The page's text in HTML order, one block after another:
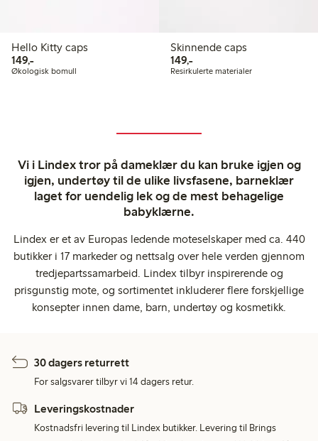
Hello Kitty caps
149,-149,00 kr
Økologisk bomull
Skinnende caps
149,-149,00 kr
Resirkulerte materialer
Vi i Lindex tror på dameklær du kan bruke igjen og
igjen, undertøy til de ulike livsfasene, barneklær
laget for uendelig lek og de mest behagelige
babyklærne.
Lindex er et av Europas ledende moteselskaper med ca. 440
butikker i 17 markeder og nettsalg over hele verden gjennom
tredjepartssamarbeid. Lindex tilbyr inspirerende og
prisgunstig mote, og sortimentet inkluderer flere forskjellige
konsepter innen dame, barn, undertøy og kosmetikk.
30 dagers returrett
For salgsvarer tilbyr vi 14 dagers retur.
Leveringskostnader
Kostnadsfri levering til Lindex butikker. Levering til Brings